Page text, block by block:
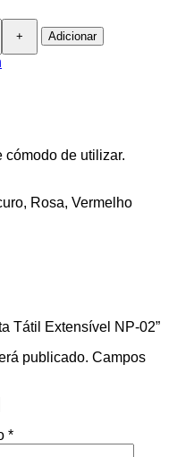
Adicionar
cómodo de utilizar.
Rosa, Vermelho
Tátil Extensível NP-02”
publicado. Campos
*